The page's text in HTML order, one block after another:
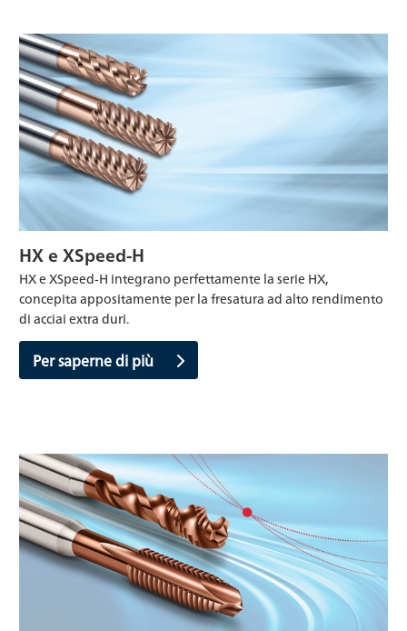
HX e XSpeed-H
HX e XSpeed-H integrano perfettamente la serie HX,
concepita appositamente per la fresatura ad alto rendimento
di acciai extra duri.
Per saperne di più